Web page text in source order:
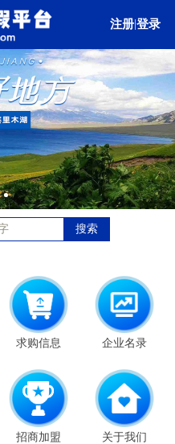
注册 |登录
搜索
求购信息 企业名录
招商加盟 关于我们